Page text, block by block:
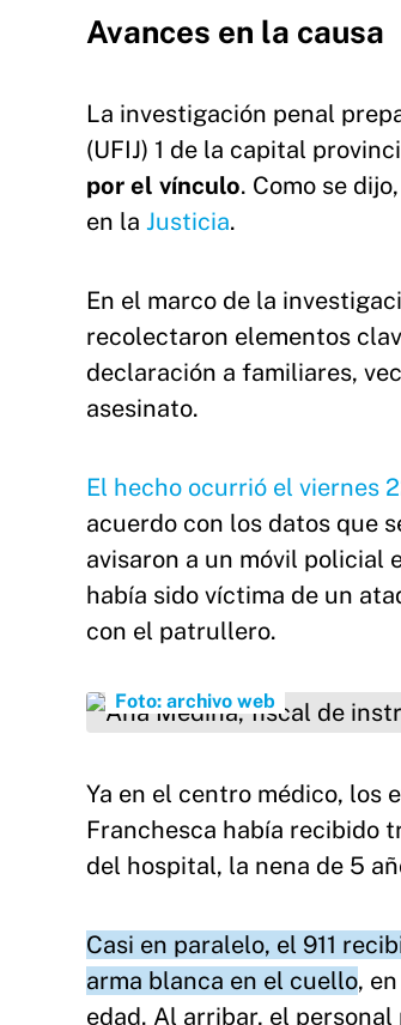
Avances en la causa
La investigación penal
(UFIJ) 1 de la capital
por el vínculo. Como se dijo,
en la Justicia.
En el marco de la
recolectaron elementos
declaración a familiares,
asesinato.
El hecho ocurrió el viernes
acuerdo con los datos que
avisaron a un móvil policial
había sido víctima de un
con el patrullero.
Foto: archivo web
Ya en el centro médico, los
Franchesca había recibido
del hospital, la nena de 5
Casi en paralelo, el 911
arma blanca en el cuello,
edad. Al arribar, el